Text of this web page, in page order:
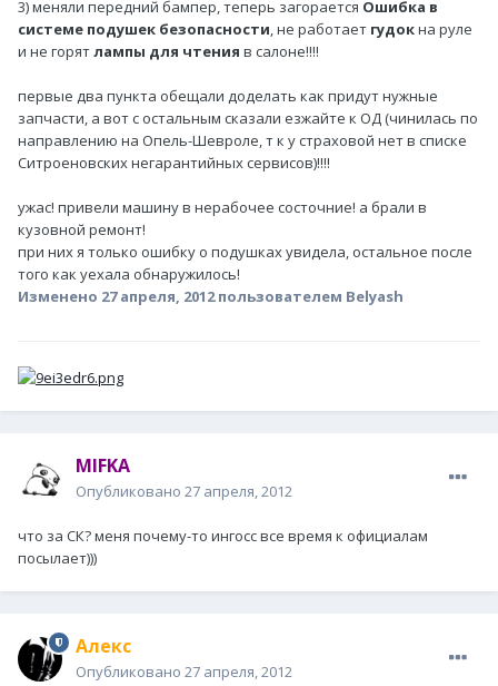
3) меняли передний бампер, теперь загорается Ошибка в
системе подушек безопасности, не работает гудокна руле
и не горятлампы для чтения в салоне!!!!
первые два пункта обещали доделать как придут нужные
запчасти, а вот с остальным сказали езжайте к ОД (чинилась по
направлению на Опель-Шевроле, т к у страховой нет в списке
Ситроеновских негарантийных сервисов)!!!!
ужас! привели машину в нерабочее состочние! а брали в
кузовной ремонт!
при них я только ошибку о подушках увидела, остальное после
того как уехала обнаружилось!
Изменено 27 апреля, 2012пользователем Belyash
MIFKA
Опубликовано 27 апреля, 2012
что за СК? меня почему-то ингосс все время к официалам
посылает)))
Алeкс
Опубликовано 27 апреля, 2012